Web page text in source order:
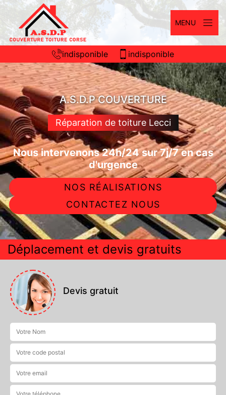
MENU
indisponible indisponible
A.S.D.P COUVERTURE
Réparation de toiture Lecci
Nous intervenons 24h/24 sur 7j/7 en cas
d'urgence
NOS RÉALISATIONS
CONTACTEZ NOUS
Déplacement et devis gratuits
Devis gratuit